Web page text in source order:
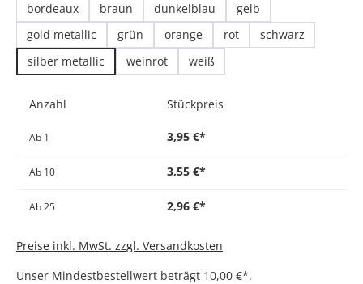
bordeaux braun dunkelblau
gelb
gold metallic
grün orange rot
schwarz
silber metallic
weinrot weiß
Anzahl Stückpreis
Ab 1 3,95 €*
Ab 10 3,55 €*
Ab25 2,96 €*
Preise inkl. MwSt. zzgl. Versandkosten
Unser Mindestbestellwert beträgt 10,00 €*.